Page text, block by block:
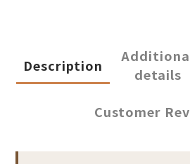
Description
details
Customer